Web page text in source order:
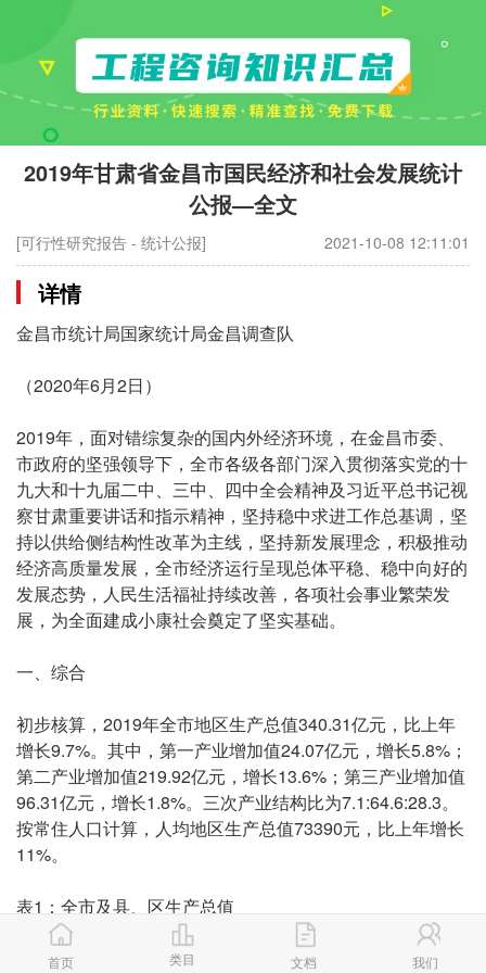
2019年甘肃省金昌市国民经济和社会发展统计
公报—全文
[可行性研究报告 - 统计公报] 2021-10-08 12:11:01
详情
金昌市统计局国家统计局金昌调查队
（2020年6月2日）
2019年，面对错综复杂的国内外经济环境，在金昌市委、
市政府的坚强领导下，全市各级各部门深入贯彻落实党的十
九大和十九届二中、三中、四中全会精神及习近平总书记视
察甘肃重要讲话和指示精神，坚持稳中求进工作总基调，坚
持以供给侧结构性改革为主线，坚持新发展理念，积极推动
经济高质量发展，全市经济运行呈现总体平稳、稳中向好的
发展态势，人民生活福祉持续改善，各项社会事业繁荣发
展，为全面建成小康社会奠定了坚实基础。
一、综合
初步核算，2019年全市地区生产总值340.31亿元，比上年
增长9.7%。其中，第一产业增加值24.07亿元，增长5.8%；
第二产业增加值219.92亿元，增长13.6%；第三产业增加值
96.31亿元，增长1.8%。三次产业结构比为7.1:64.6:28.3。
按常住人口计算，人均地区生产总值73390元，比上年增长
11%。
表1：全市及县、区生产总值
单位：万元、%
首页 类目 文档 我们